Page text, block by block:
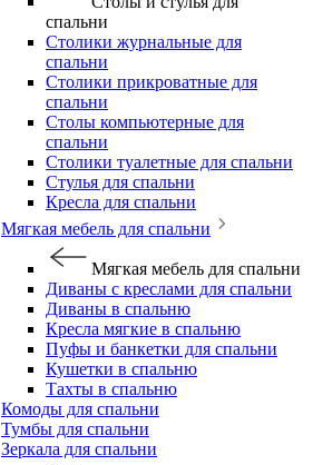
спальни
Столики журнальные для
спальни
Столики прикроватные для
спальни
Столы компьютерные для
спальни
Столики туалетные для спальни
Стулья для спальни
Кресла для спальни
Мягкая мебель для спальни
Мягкая мебель для спальни
Диваны с креслами для спальни
Диваны в спальню
Кресла мягкие в спальню
Пуфы и банкетки для спальни
Кушетки в спальню
Тахты в спальню
Комоды для спальни
Тумбы для спальни
Зеркала для спальни